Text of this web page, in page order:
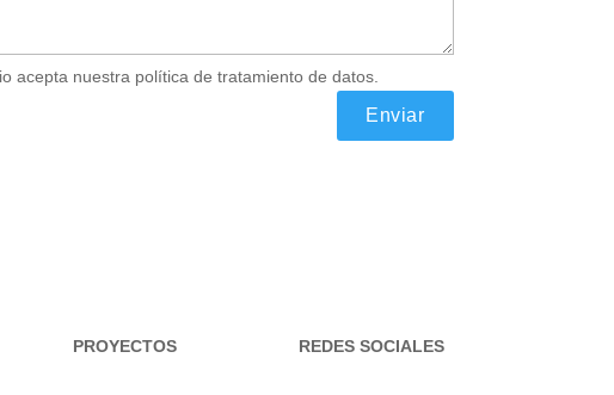
acepta nuestra política de tratamiento de datos.
PROYECTOS REDES SOCIALES